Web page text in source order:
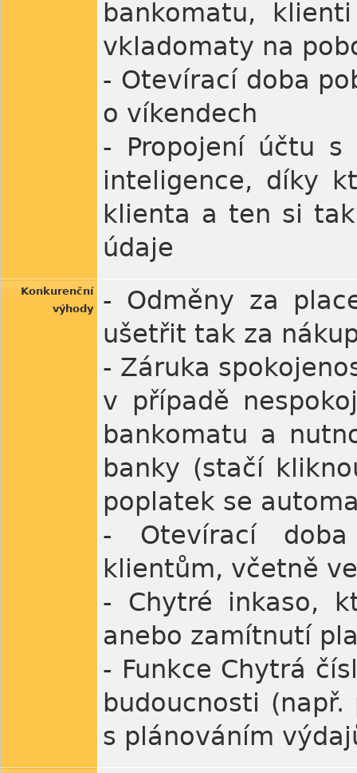
bankomatu,
vkladomaty na
- Otevírací doba
o víkendech
- Propojení účtu
inteligence, díky
klienta a ten si
údaje
Konkurenční
výhody
- Odměny za
ušetřit tak za
- Záruka
v případě
bankomatu a
banky (stačí
poplatek se
- Otevírací doba
klientům, včetně
- Chytré inkaso,
anebo zamítnutí
- Funkce Chytrá
budoucnosti
s plánováním